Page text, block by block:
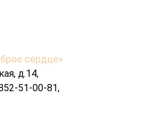
сердце»
д.14,
51-00-81,